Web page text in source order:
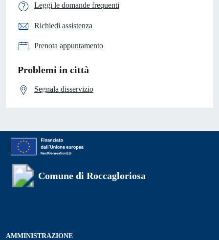
Leggi le domande frequenti
Richiedi assistenza
Prenota appuntamento
Problemi in città
Segnala disservizio
Comune di Roccagloriosa
AMMINISTRAZIONE